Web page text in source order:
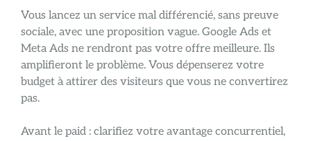
Vous lancez un service mal différencié, sans preuve
sociale, avec une proposition vague. Google Ads et
Meta Ads ne rendront pas votre offre meilleure. Ils
amplifieront le problème. Vous dépenserez votre
budget à attirer des visiteurs que vous ne convertirez
pas.
Avant le paid : clarifiez votre avantage concurrentiel,